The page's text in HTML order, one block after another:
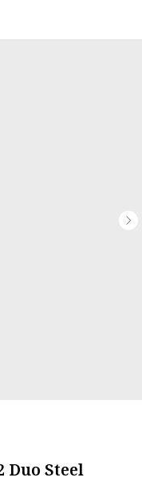
Duo Steel